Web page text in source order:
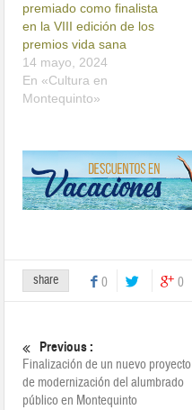
premiado como finalista
en la VIII edición de los
premios vida sana
14 mayo, 2024
En «Cultura en
Montequinto»
share 0 0
Previous :
Finalización de un nuevo proyecto
de modernización del alumbrado
público en Montequinto